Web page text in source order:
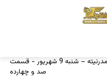
ایران مدرنیته – شنبه 9 شهریور - قسمت
صد و چهارده